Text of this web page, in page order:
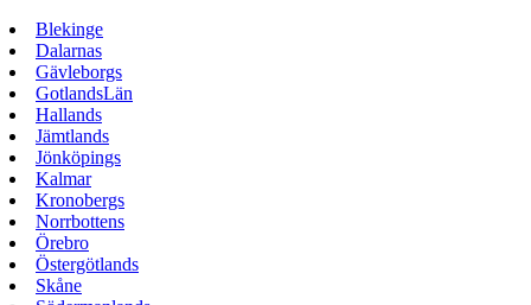
Blekinge
Dalarnas
Gävleborgs
GotlandsLän
Hallands
Jämtlands
Jönköpings
Kalmar
Kronobergs
Norrbottens
Örebro
Östergötlands
Skåne